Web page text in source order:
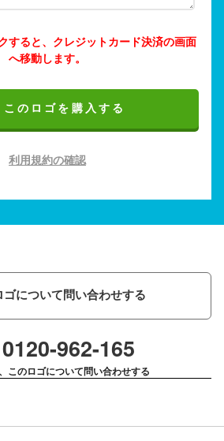
すると、クレジットカード決済の画面
へ移動します。
このロゴを購入する
利用規約の確認
ゴについて問い合わせする
0120-962-165
このロゴについて問い合わせする